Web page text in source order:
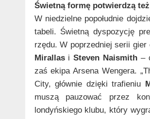
Świetną formę potwierdzą
W niedzielne popołudnie
tabeli. Świetną dyspozycję
rzędu. W poprzedniej serii
MirallasiSteven Naismith –
zaś ekipa Arsena Wengera.
City, głównie dzięki trafieniu
muszą pauzować przez
londyńskiego klubu, który